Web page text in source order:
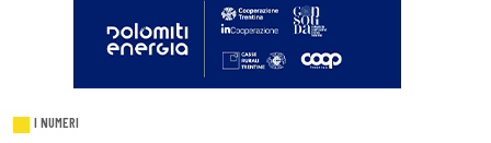
I NUMERI